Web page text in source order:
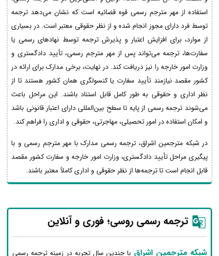
استفاده از مهر مترجم رسمی قوه قضائیه است که نشان می‌دهد ترجمه
توسط فرد دارای مجوز انجام شده و از نظر حقوقی معتبر است. در بسیاری
از موارد، برای افزایش اعتبار و پذیرش ترجمه توسط نهادهای رسمی یا
سفارت‌ها، ترجمه می‌تواند پس از مهر مترجم رسمی، تأیید دادگستری و
وزارت امور خارجه را نیز دریافت کند. در نهایت، برخی مدارک برای ارائه در
کشور مقصد نیازمند تأیید سفارت یا کنسولگری همان کشور هستند تا از
نظر اداری و حقوقی به طور کامل قابل استناد باشند. این مراحل باعث
می‌شوند ترجمه رسمی از پایه تا سطح بین‌المللی دارای اعتبار قانونی باشد
و امکان استفاده در امور تحصیلی، مهاجرتی، حقوقی و اداری را فراهم کند.
در شبکه مترجمین اشراق، ترجمه رسمی مدارک با مهر مترجم رسمی و با
پیگیری مراحل تأیید دادگستری، وزارت امور خارجه و سفارت کشور مقصد
قابل انجام است تا ترجمه‌ها از نظر حقوقی و اداری کاملاً معتبر باشند.
ترجمه رسمی روسی؛ فوری و آنلاین
شبکه مترجمین اشراق با چندین سال تجربه در زمینه ترجمه رسمی